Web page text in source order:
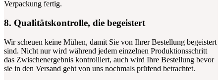
Verpackung fertig.
8. Qualitätskontrolle, die begeistert
Wir scheuen keine Mühen, damit Sie von Ihrer Bestellung begeistert
sind. Nicht nur wird während jedem einzelnen Produktionsschritt
das Zwischenergebnis kontrolliert, auch wird Ihre Bestellung bevor
sie in den Versand geht von uns nochmals prüfend betrachtet.